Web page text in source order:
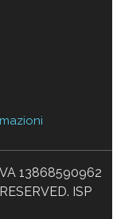
13868590962
ISP